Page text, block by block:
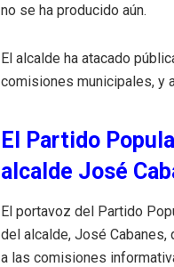
no se ha producido aún.
El alcalde ha atacado
comisiones municipales, y
El Partido
alcalde José
El portavoz del Partido
del alcalde, José
a las comisiones